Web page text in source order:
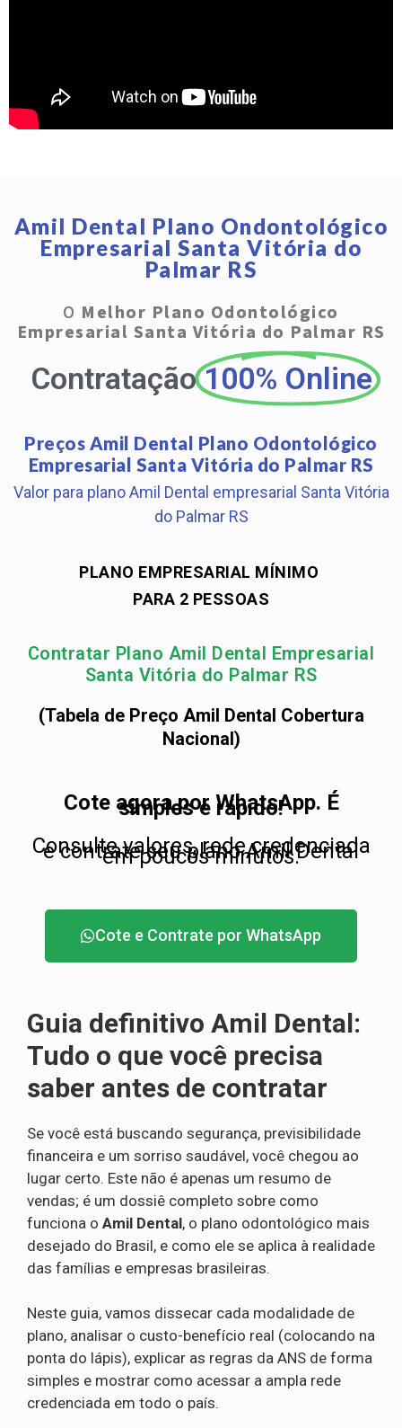
Amil Dental Plano Ondontológico
Empresarial Santa Vitória do
Palmar RS
O Melhor Plano Odontológico
Empresarial Santa Vitória do Palmar RS
Contratação 100% Online
Preços Amil Dental Plano Odontológico
Empresarial Santa Vitória do Palmar RS
Valor para plano Amil Dental empresarial Santa Vitória
do Palmar RS
PLANO EMPRESARIAL MÍNIMO
PARA 2 PESSOAS
Contratar Plano Amil Dental Empresarial
Santa Vitória do Palmar RS
(Tabela de Preço Amil Dental Cobertura
Nacional)
Cote agora por WhatsApp. É
simples e rápido!
Consulte valores, rede credenciada
e contrate seu plano Amil Dental
em poucos minutos.
Cote e Contrate por WhatsApp
Guia definitivo Amil Dental:
Tudo o que você precisa
saber antes de contratar
Se você está buscando segurança, previsibilidade
financeira e um sorriso saudável, você chegou ao
lugar certo. Este não é apenas um resumo de
vendas; é um dossiê completo sobre como
funciona o Amil Dental, o plano odontológico mais
desejado do Brasil, e como ele se aplica à realidade
das famílias e empresas brasileiras.
Neste guia, vamos dissecar cada modalidade de
plano, analisar o custo-benefício real (colocando na
ponta do lápis), explicar as regras da ANS de forma
simples e mostrar como acessar a ampla rede
credenciada em todo o país.